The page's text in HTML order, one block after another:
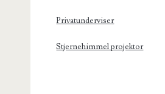
Privatunderviser
Stjernehimmel projektor